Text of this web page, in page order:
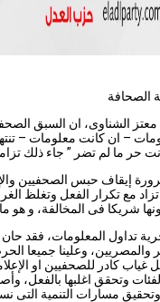
الصحافة
الشناوى، ان السبق
– ان كانت معلومات –
حر ما لم تضر ” جاء ذلك
إيقاف حبس الصحفيين
تزاد مع تكرار الفعل وتغلظ
شريكا فى المخالفة، و هو
تداول المعلومات، فقد
والمصريين، وعلينا جميعا
غياب كادر للصحفيين او
وتحقق اغلبها بالفعل،
مسارات التنمية التى